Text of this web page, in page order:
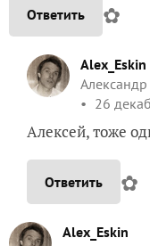
Ответить ✿
Alex_Eskin
26
Алексей, тоже
Ответить ✿
Alex_Eskin